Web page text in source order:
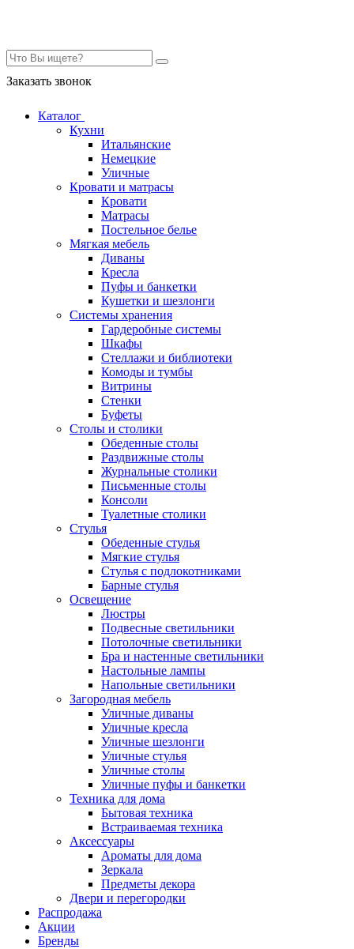
Заказать звонок
Каталог
Кухни
Итальянские
Немецкие
Уличные
Кровати и матрасы
Кровати
Матрасы
Постельное белье
Мягкая мебель
Диваны
Кресла
Пуфы и банкетки
Кушетки и шезлонги
Системы хранения
Гардеробные системы
Шкафы
Стеллажи и библиотеки
Комоды и тумбы
Витрины
Стенки
Буфеты
Столы и столики
Обеденные столы
Раздвижные столы
Журнальные столики
Письменные столы
Консоли
Туалетные столики
Стулья
Обеденные стулья
Мягкие стулья
Стулья с подлокотниками
Барные стулья
Освещение
Люстры
Подвесные светильники
Потолочные светильники
Бра и настенные светильники
Настольные лампы
Напольные светильники
Загородная мебель
Уличные диваны
Уличные кресла
Уличные шезлонги
Уличные стулья
Уличные столы
Уличные пуфы и банкетки
Техника для дома
Бытовая техника
Встраиваемая техника
Аксессуары
Ароматы для дома
Зеркала
Предметы декора
Двери и перегородки
Распродажа
Акции
Бренды